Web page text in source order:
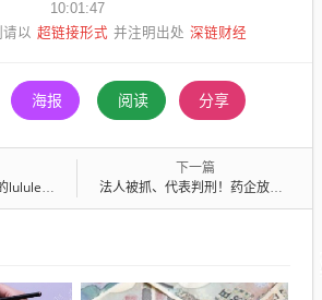
10:01:47
以 超链接形式 并注明出处 深链财经
海报 阅读 分享
还没有输
下一篇
法人被抓、代表判刑！药企放假“避险”，带金销售“大限将至”，谁能生还？